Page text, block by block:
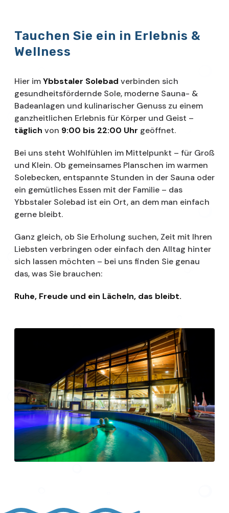
Tauchen Sie ein in Erlebnis &
Wellness
Hier imYbbstaler Solebad verbinden sich
gesundheitsfördernde Sole, moderne Sauna- &
Badeanlagen und kulinarischer Genuss zu einem
ganzheitlichen Erlebnis für Körper und Geist –
täglich von 9:00 bis 22:00 Uhr geöffnet.
Bei uns steht Wohlfühlen im Mittelpunkt – für Groß
und Klein. Ob gemeinsames Planschen im warmen
Solebecken, entspannte Stunden in der Sauna oder
ein gemütliches Essen mit der Familie – das
Ybbstaler Solebad ist ein Ort, an dem man einfach
gerne bleibt.
Ganz gleich, ob Sie Erholung suchen, Zeit mit Ihren
Liebsten verbringen oder einfach den Alltag hinter
sich lassen möchten – bei uns finden Sie genau
das, was Sie brauchen:
Ruhe, Freude und ein Lächeln, das bleibt.